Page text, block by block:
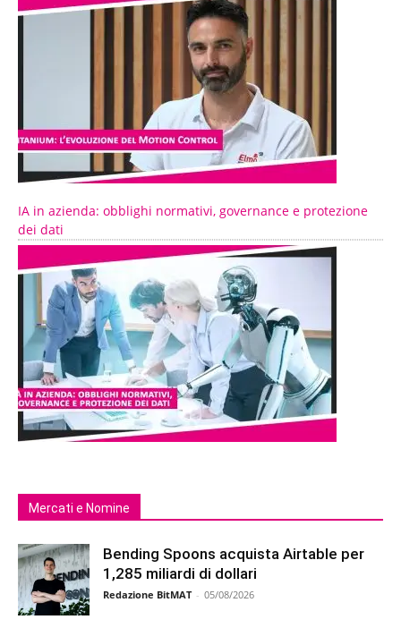
IA in azienda: obblighi normativi, governance e protezione
dei dati
Mercati e Nomine
Bending Spoons acquista Airtable per
1,285 miliardi di dollari
Redazione BitMAT - 05/08/2026